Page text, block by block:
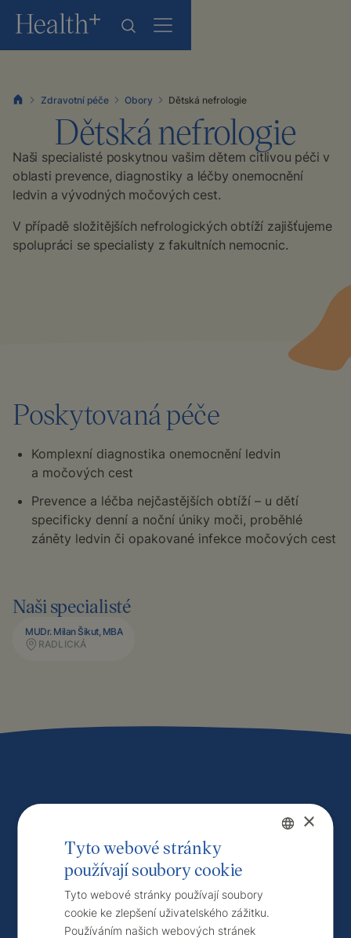
Zdravotní péče Obory Dětská nefrologie
Dětská nefrologie
Naši specialisté poskytnou vašim dětem citlivou péči v
oblasti prevence, diagnostiky a léčby onemocnění
ledvin a vývodných močových cest.
V případě složitějších nefrologických obtíží zajišťujeme
spolupráci se specialisty z fakultních nemocnic.
Poskytovaná péče
Komplexní diagnostika onemocnění ledvin
a močových cest
Prevence a léčba nejčastějších obtíží – u dětí
specificky denní a noční úniky moči, proběhlé
záněty ledvin či opakované infekce močových cest
Naši specialisté
MUDr. Milan Šikut, MBA
RADLICKÁ
onaše služby
Kontaktujte nás.
×
Tyto webové stránky
používají soubory cookie
Tyto webové stránky používají soubory
cookie ke zlepšení uživatelského zážitku.
Používáním našich webových stránek